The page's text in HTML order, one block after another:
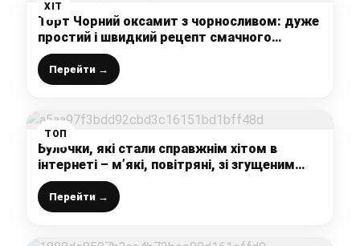
ХІТ
Торт Чорний оксамит з чорносливом: дуже
простий і швидкий рецепт смачного
бісквітного торта
Перейти →
ТОП
Булочки, які стали справжнім хітом в
інтернеті – м’які, повітряні, зі згущеним
молоком, але начинку різну можна робити
Перейти →